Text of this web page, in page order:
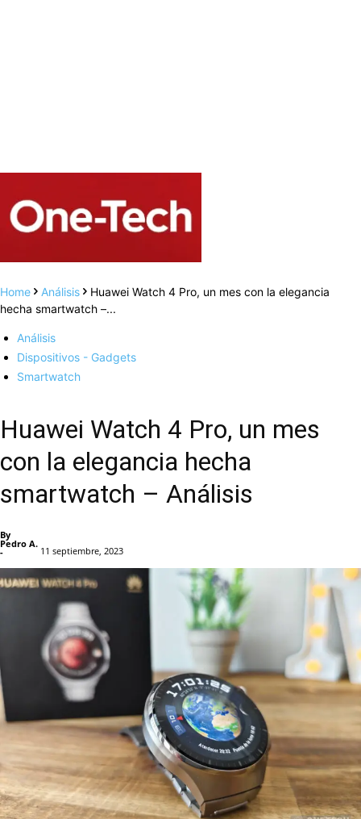
Home Análisis
Huawei Watch 4 Pro, un mes con la elegancia
hecha smartwatch –...
Análisis
Dispositivos - Gadgets
Smartwatch
Huawei Watch 4 Pro, un mes
con la elegancia hecha
smartwatch – Análisis
By
Pedro A.
- 11 septiembre, 2023